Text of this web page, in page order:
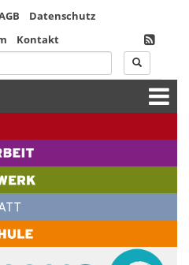
Datenschutz
Kontakt